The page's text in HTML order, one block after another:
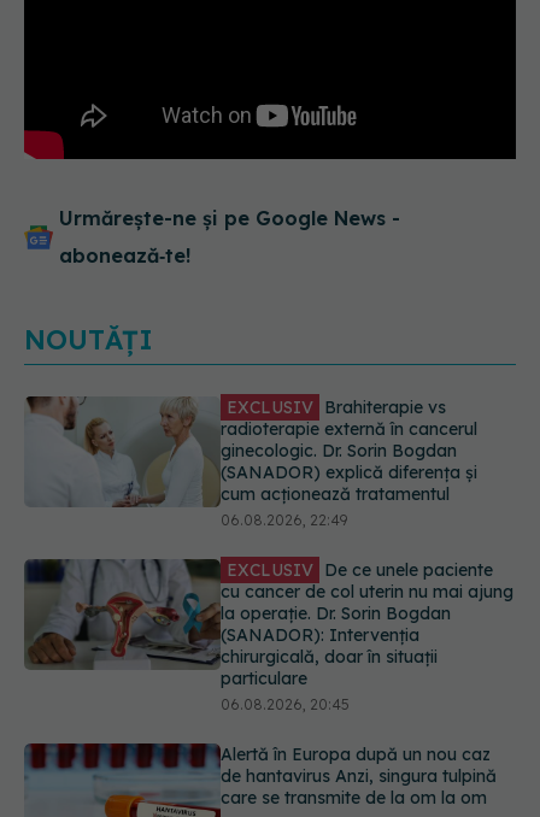
Urmărește-ne și pe Google News -
abonează‑te!
NOUTĂȚI
EXCLUSIV De ce unele paciente
cu cancer de col uterin nu mai ajung
la operație. Dr. Sorin Bogdan
(SANADOR): Intervenția
chirurgicală, doar în situații
particulare
06.08.2026, 20:45
Alertă în Europa după un nou caz
de hantavirus Anzi, singura tulpină
care se transmite de la om la om
06.08.2026, 20:06
Mii de angajați din Sănătate ar
putea primi salarii mai mari.
Sindicatele cer schimbarea legii